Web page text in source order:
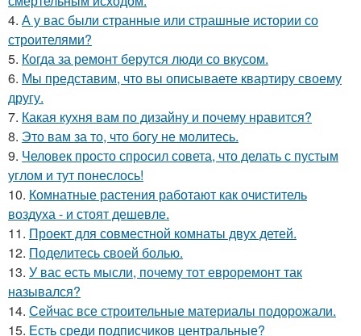
4. А у вас были странные или страшные истории со
строителями?
5. Когда за ремонт берутся люди со вкусом.
6. Мы представим, что вы описываете квартиру своему
другу.
7. Какая кухня вам по дизайну и почему нравится?
8. Это вам за то, что богу не молитесь.
9. Человек просто спросил совета, что делать с пустым
углом и тут понеслось!
10. Комнатные растения работают как очиститель
воздуха - и стоят дешевле.
11. Проект для совместной комнаты двух детей.
12. Поделитесь своей болью.
13. У вас есть мысли, почему тот евроремонт так
назывался?
14. Сейчас все строительные материалы подорожали.
15. Есть среди подписчиков центральные?